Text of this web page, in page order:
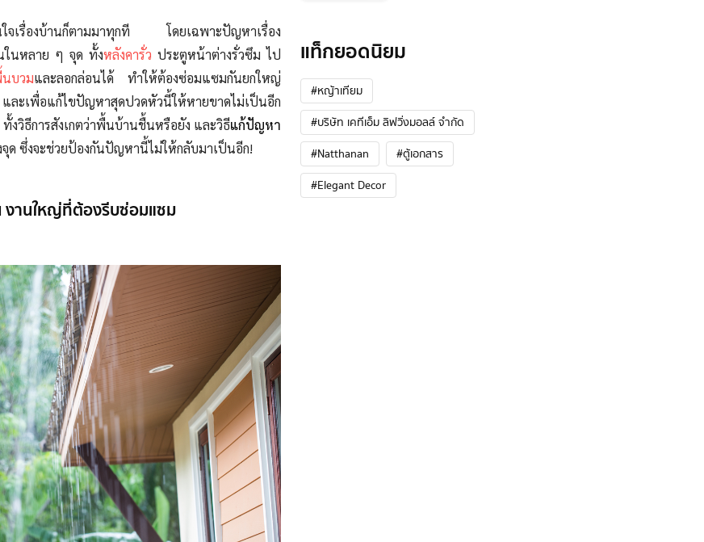
ใจเรื่องบ้านก็ตามมาทุกที โดยเฉพาะปัญหาเรื่อง
ในหลาย ๆ จุด ทั้งหลังคารั่ว ประตูหน้าต่างรั่วซึม ไป
บวมและลอกล่อนได้ ทำให้ต้องซ่อมแซมกันยกใหญ่
ละเพื่อแก้ไขปัญหาสุดปวดหัวนี้ให้หายขาดไม่เป็นอีก
งวิธีการสังเกตว่าพื้นบ้านชื้นหรือยัง และวิธีแก้ปัญหา
ด ซึ่งจะช่วยป้องกันปัญหานี้ไม่ให้กลับมาเป็นอีก!
งานใหญ่ที่ต้องรีบซ่อมแซม
แท็กยอดนิยม
#หญ้าเทียม
#บริษัท เคทีเอ็ม ลิฟวิ่งมอลล์ จำกัด
#Natthanan
#ตู้เอกสาร
#Elegant Decor